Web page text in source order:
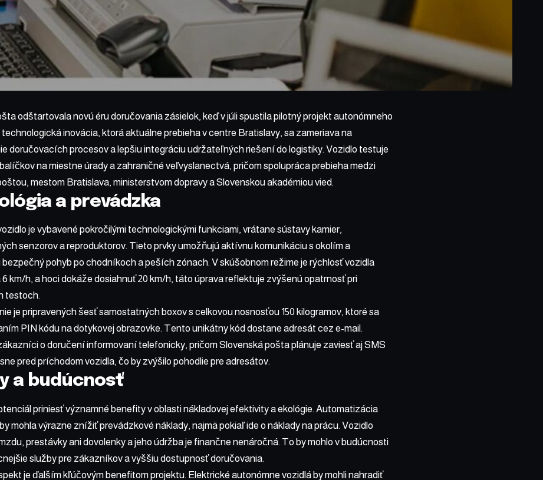
odštartovala novú éru doručovania zásielok, keď v júli spustila pilotný projekt autonómneho
inovácia, ktorá aktuálne prebieha v centre Bratislavy, sa zameriava na
doručovacích procesov a lepšiu integráciu udržateľných riešení do logistiky. Vozidlo testuje
na miestne úrady a zahraničné veľvyslanectvá, pričom spolupráca prebieha medzi
mestom Bratislava, ministerstvom dopravy a Slovenskou akadémiou vied.
a prevádzka
je vybavené pokročilými technologickými funkciami, vrátane sústavy kamier,
senzorov a reproduktorov. Tieto prvky umožňujú aktívnu komunikáciu s okolím a
pohyb po chodníkoch a peších zónach. V skúšobnom režime je rýchlosť vozidla
6 km/h, a hoci dokáže dosiahnuť 20 km/h, táto úprava reflektuje zvýšenú opatrnosť pri
testoch.
je pripravených šesť samostatných boxov s celkovou nosnosťou 150 kilogramov, ktoré sa
PIN kódu na dotykovej obrazovke. Tento unikátny kód dostane adresát cez e-mail.
o doručení informovaní telefonicky, pričom Slovenská pošta plánuje zaviesť aj SMS
pred príchodom vozidla, čo by zvýšilo pohodlie pre adresátov.
a budúcnosť
priniesť významné benefity v oblasti nákladovej efektivity a ekológie. Automatizácia
mohla výrazne znížiť prevádzkové náklady, najmä pokiaľ ide o náklady na prácu. Vozidlo
prestávky ani dovolenky a jeho údržba je finančne nenáročná. To by mohlo v budúcnosti
služby pre zákazníkov a vyššiu dostupnosť doručovania.
je ďalším kľúčovým benefitom projektu. Elektrické autonómne vozidlá by mohli nahradiť